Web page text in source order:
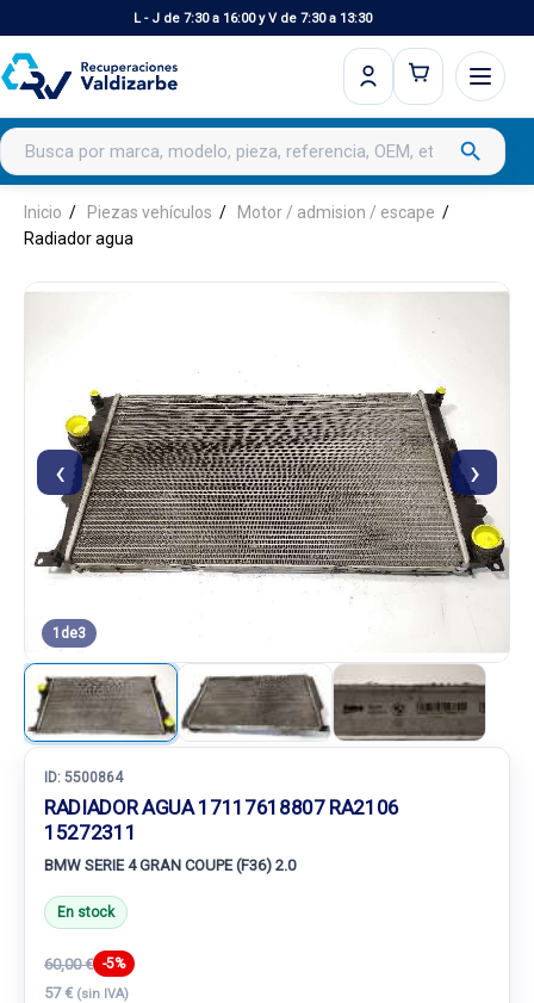
L - J de 7:30 a 16:00 y V de 7:30 a 13:30
Buscar productos search
Inicio Piezas vehículos
Motor / admision / escape
Radiador agua
‹ ›
1 de3
ID: 5500864
RADIADOR AGUA 17117618807 RA2106
15272311
BMW SERIE 4 GRAN COUPE (F36) 2.0
En stock
60,00 € -5%
57 € (sin IVA)